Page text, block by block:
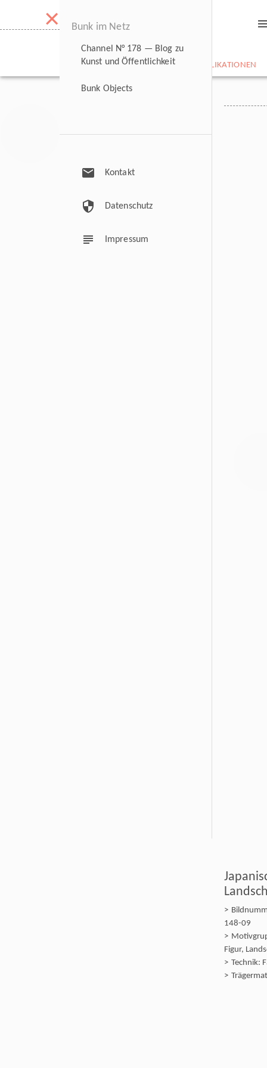
×
NEWS BILDARCHIV CV PUBLIKATIONEN
Bunk im Netz
Channel N° 178 — Blog zu
Kunst und Öffentlichkeit
Bunk Objects
mail Kontakt
security Datenschutz
subject Impressum
148-09
Figur,
Technik: